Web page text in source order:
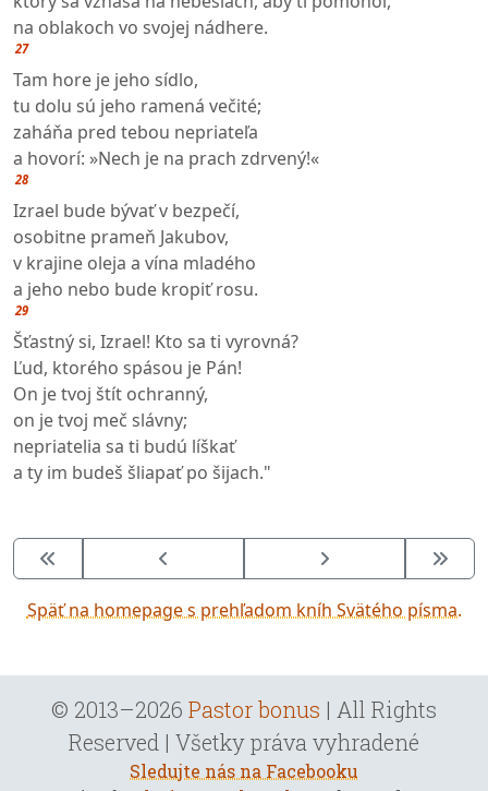
na oblakoch vo svojej nádhere.
27
Tam hore je jeho sídlo,
tu dolu sú jeho ramená večité;
zaháňa pred tebou nepriateľa
a hovorí: »Nech je na prach zdrvený!«
28
Izrael bude bývať v bezpečí,
osobitne prameň Jakubov,
v krajine oleja a vína mladého
a jeho nebo bude kropiť rosu.
29
Šťastný si, Izrael! Kto sa ti vyrovná?
Ľud, ktorého spásou je Pán!
On je tvoj štít ochranný,
on je tvoj meč slávny;
nepriatelia sa ti budú líškať
a ty im budeš šliapať po šijach."
Späť na homepage s prehľadom kníh Svätého písma.
© 2013–2026 Pastor bonus | All Rights
Reserved | Všetky práva vyhradené
Sledujte nás na Facebooku